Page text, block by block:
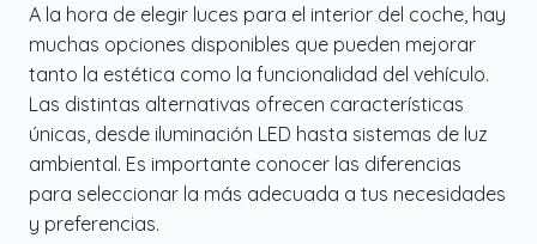
perforaciones. permite colocar, retirar y
volver a instalar la luz fácilmente en la
guantera, puertas, reposabrazos o maletero,
sin dañar la superficie del vehículo.
✔️ Iluminación multicolor brillante: 6 perlas led
de alta luminosidad, ofrece colores suaves y
cambiantes que generan una luz ambiente
coche elegante sin deslumbrar. el difusor
A la hora de elegir luces para el interior del coche, hay
muchas opciones disponibles que pueden mejorar
tanto la estética como la funcionalidad del vehículo.
Las distintas alternativas ofrecen características
únicas, desde iluminación LED hasta sistemas de luz
ambiental. Es importante conocer las diferencias
para seleccionar la más adecuada a tus necesidades
y preferencias.